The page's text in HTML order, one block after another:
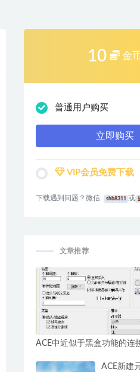
10 金
普通用户购买
立即购买
VIP会员免费下载
下载遇到问题？微信: shb8311 或
文章推荐
ACE中近似于黑盒功能的连
ACE新建